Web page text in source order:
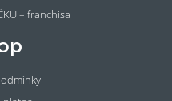
– franchisa